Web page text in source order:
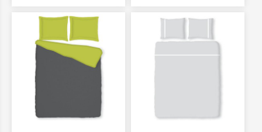
Bekijk product Bekijk product